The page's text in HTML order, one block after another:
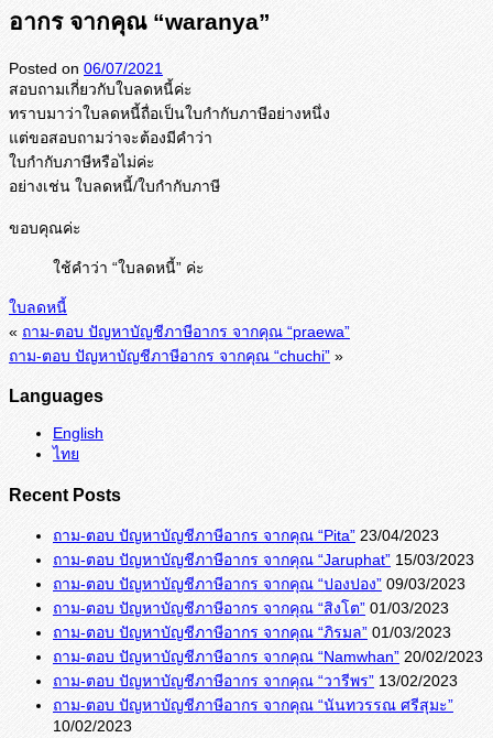
อากร จากคุณ “waranya”
Posted on 06/07/2021
สอบถามเกี่ยวกับใบลดหนี้ค่ะ
ทราบมาว่าใบลดหนี้ถื่อเป็นใบกำกับภาษีอย่างหนึ่ง
แต่ขอสอบถามว่าจะต้องมีคำว่า
ใบกำกับภาษีหรือไม่ค่ะ
อย่างเช่น ใบลดหนี้/ใบกำกับภาษี
ขอบคุณค่ะ
ใช้คำว่า “ใบลดหนี้” ค่ะ
ใบลดหนี้
« ถาม-ตอบ ปัญหาบัญชีภาษีอากร จากคุณ “praewa”
ถาม-ตอบ ปัญหาบัญชีภาษีอากร จากคุณ “chuchi” »
Languages
English
ไทย
Recent Posts
ถาม-ตอบ ปัญหาบัญชีภาษีอากร จากคุณ “Pita” 23/04/2023
ถาม-ตอบ ปัญหาบัญชีภาษีอากร จากคุณ “Jaruphat” 15/03/2023
ถาม-ตอบ ปัญหาบัญชีภาษีอากร จากคุณ “ปองปอง” 09/03/2023
ถาม-ตอบ ปัญหาบัญชีภาษีอากร จากคุณ “สิงโต” 01/03/2023
ถาม-ตอบ ปัญหาบัญชีภาษีอากร จากคุณ “ภิรมล” 01/03/2023
ถาม-ตอบ ปัญหาบัญชีภาษีอากร จากคุณ “Namwhan” 20/02/2023
ถาม-ตอบ ปัญหาบัญชีภาษีอากร จากคุณ “วารีพร” 13/02/2023
ถาม-ตอบ ปัญหาบัญชีภาษีอากร จากคุณ “นันทวรรณ ศรีสุมะ”
10/02/2023